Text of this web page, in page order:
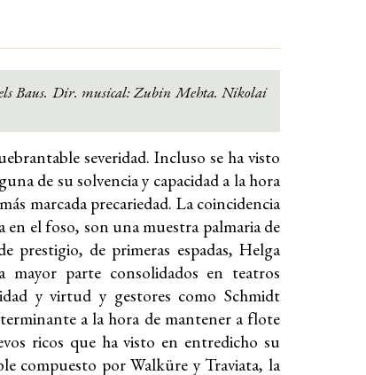
Baus. Dir. musical: Zubin Mehta. Nikolai
severidad. Incluso se ha visto
de su solvencia y capacidad a la hora
marcada precariedad. La coincidencia
en el foso, son una muestra palmaria de
prestigio, de primeras espadas, Helga
parte consolidados en teatros
y virtud y gestores como Schmidt
a la hora de mantener a flote
ricos que ha visto en entredicho su
compuesto por Walküre y Traviata, la